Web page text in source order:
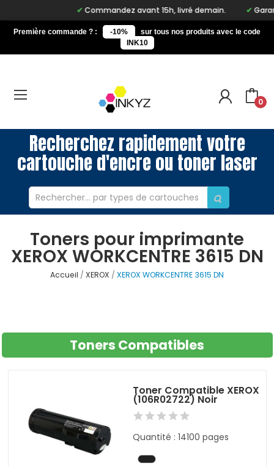
Commandez avant 15h, livré demain.
Première commande ? : -10%
sur tous nos produits avec le code
INK10
0
Recherchez rapidement votre
cartouche d'encre ou toner laser
Toners pour imprimante
XEROX WORKCENTRE 3615 DN
Accueil XEROX XEROX WORKCENTRE 3615 DN
Toners Compatibles
Toner Compatible XEROX
(106R02722) Noir
Quantité : 14100 pages